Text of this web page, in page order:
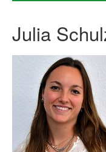
Open Sports Day
Dortmund lernt
Mädchen in
Julia